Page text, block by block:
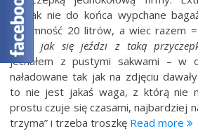
jednak nie do końca wypchane
pojemność 20 litrów, a wiec razem
pyta:jak się jeździ z taką
jechałem z pustymi sakwami – w
naładowane tak jak na zdjęciu
to nie jest jakaś waga, z którą nie
prostu czuje się czasami, najbardziej
trzyma” i trzeba troszkę Read more